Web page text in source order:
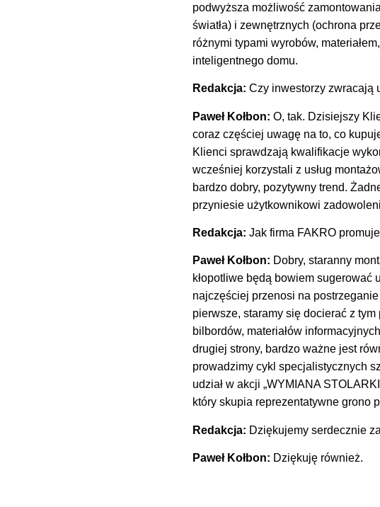
podwyższa możliwość
światła) i zewnętrznych (ochrona
różnymi typami wyrobów,
inteligentnego domu.
Redakcja: Czy inwestorzy zwracają
Paweł Kołbon: O, tak. Dzisiejszy
coraz częściej uwagę na to, co
Klienci sprawdzają kwalifikacje
wcześniej korzystali z usług
bardzo dobry, pozytywny trend.
przyniesie użytkownikowi
Redakcja: Jak firma FAKRO
Paweł Kołbon: Dobry, staranny
kłopotliwe będą bowiem sugerować
najczęściej przenosi na
pierwsze, staramy się docierać z
bilbordów, materiałów
drugiej strony, bardzo ważne jest
prowadzimy cykl specjalistycznych
udział w akcji „WYMIANA
który skupia reprezentatywne grono
Redakcja: Dziękujemy serdecznie
Paweł Kołbon: Dziękuję również.